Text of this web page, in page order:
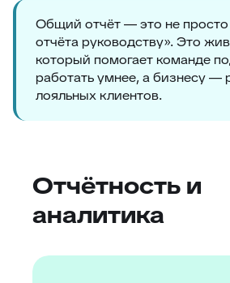
Общий отчёт — это не
отчёта руководству». Это
который помогает команде
работать умнее, а бизнесу —
лояльных клиентов.
Отчётность и
аналитика